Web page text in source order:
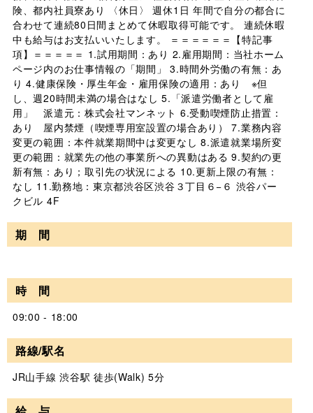
険、都内社員寮あり 〈休日〉 週休1日 年間で自分の都合に
合わせて連続80日間まとめて休暇取得可能です。 連続休暇
中も給与はお支払いいたします。 ＝＝＝＝＝＝【特記事
項】＝＝＝＝＝ 1.試用期間：あり 2.雇用期間：当社ホーム
ページ内のお仕事情報の「期間」 3.時間外労働の有無：あ
り 4.健康保険・厚生年金・雇用保険の適用：あり ※但
し、週20時間未満の場合はなし 5.「派遣労働者として雇
用」 派遣元：株式会社マンネット 6.受動喫煙防止措置：
あり 屋内禁煙（喫煙専用室設置の場合あり） 7.業務内容
変更の範囲：本件就業期間中は変更なし 8.派遣就業場所変
更の範囲：就業先の他の事業所への異動はある 9.契約の更
新有無：あり；取引先の状況による 10.更新上限の有無：
なし 11.勤務地：東京都渋谷区渋谷３丁目６−６ 渋谷パー
クビル 4F
期 間
時 間
09:00 - 18:00
路線/駅名
JR山手線 渋谷駅 徒歩(Walk) 5分